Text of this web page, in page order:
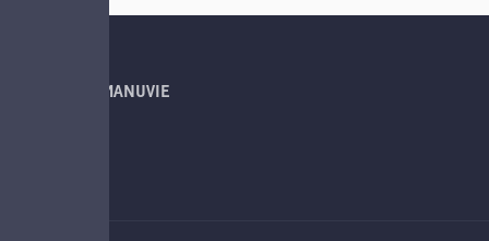
À PROPOS DE MANUVIE